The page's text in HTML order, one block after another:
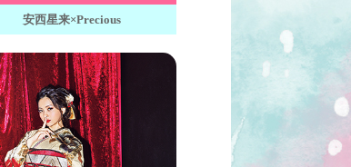
安西星来×Precious